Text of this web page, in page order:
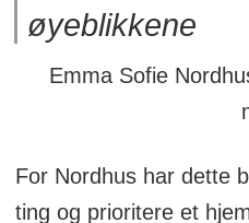
øyeblikkene
Emma Sofie
For Nordhus har dette
ting og prioritere et